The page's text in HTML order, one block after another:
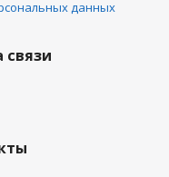
данных
связи